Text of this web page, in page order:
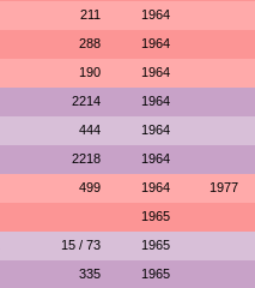
211 1964
288 1964
190 1964
2214 1964
444 1964
2218 1964
499 1964 1977
1965
15 / 73 1965
335 1965